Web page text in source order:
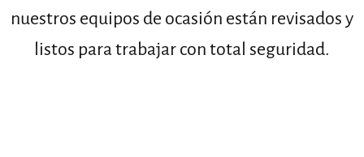
nuestros equipos de ocasión están revisados y
listos para trabajar con total seguridad.